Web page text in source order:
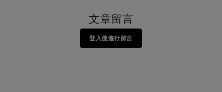
文章留言
登入後進行留言